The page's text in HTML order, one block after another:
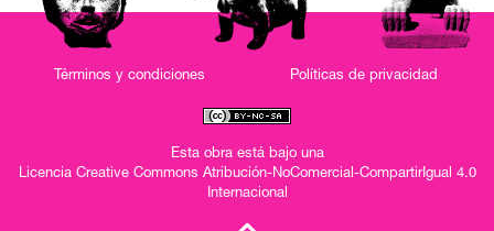
Términos y condiciones Políticas de privacidad
Esta obra está bajo una
Licencia Creative Commons Atribución-NoComercial-CompartirIgual 4.0
Internacional